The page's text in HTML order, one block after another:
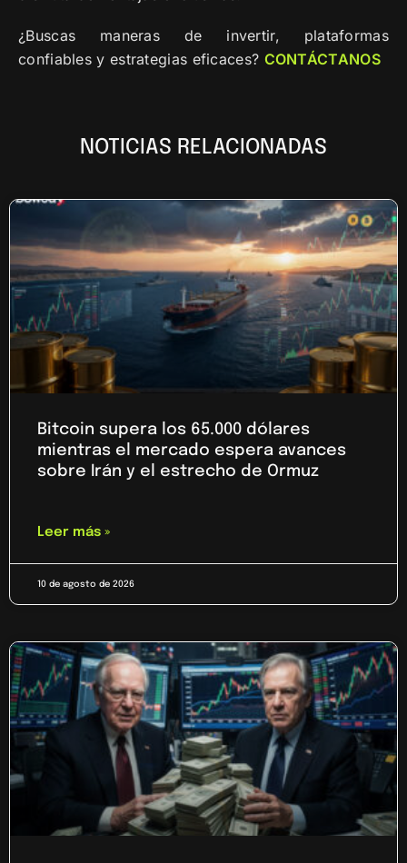
¿Buscas maneras de invertir, plataformas
confiables y estrategias eficaces? CONTÁCTANOS
NOTICIAS RELACIONADAS
Bitcoin supera los 65.000 dólares
mientras el mercado espera avances
sobre Irán y el estrecho de Ormuz
Leer más »
10 de agosto de 2026